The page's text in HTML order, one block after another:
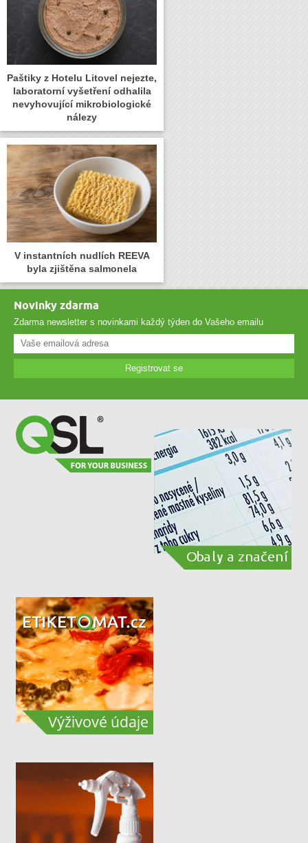
Paštiky z Hotelu Litovel nejezte,
laboratorní vyšetření odhalila
nevyhovující mikrobiologické
nálezy
V instantních nudlích REEVA
byla zjištěna salmonela
Novinky zdarma
Zdarma newsletter s novinkami každý týden do Vašeho emailu
Registrovat se